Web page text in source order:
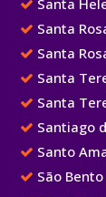
Santa
Santa
Santa
Santa
Santa
Santiago
Santo
São